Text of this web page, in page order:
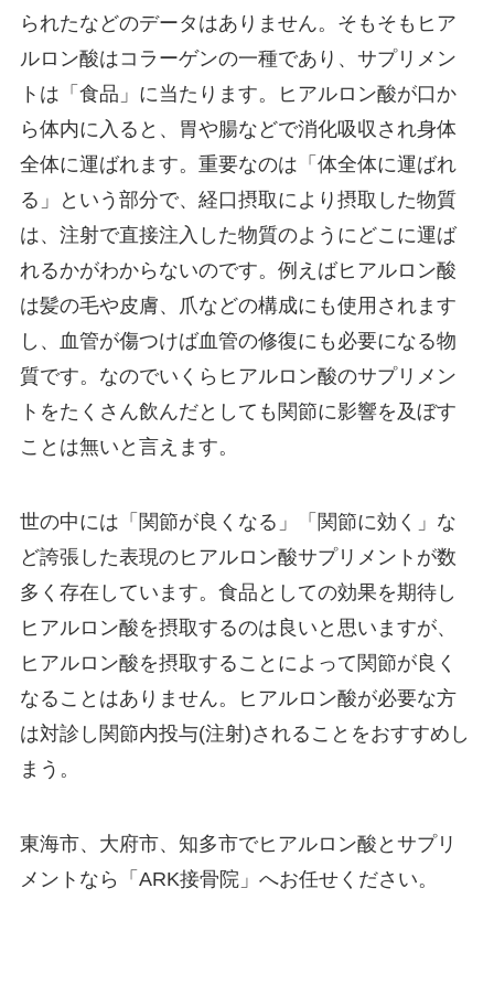
られたなどのデータはありません。そもそもヒア
ルロン酸はコラーゲンの一種であり、サプリメン
トは「食品」に当たります。ヒアルロン酸が口か
ら体内に入ると、胃や腸などで消化吸収され身体
全体に運ばれます。重要なのは「体全体に運ばれ
る」という部分で、経口摂取により摂取した物質
は、注射で直接注入した物質のようにどこに運ば
れるかがわからないのです。例えばヒアルロン酸
は髪の毛や皮膚、爪などの構成にも使用されます
し、血管が傷つけば血管の修復にも必要になる物
質です。なのでいくらヒアルロン酸のサプリメン
トをたくさん飲んだとしても関節に影響を及ぼす
ことは無いと言えます。
世の中には「関節が良くなる」「関節に効く」な
ど誇張した表現のヒアルロン酸サプリメントが数
多く存在しています。食品としての効果を期待し
ヒアルロン酸を摂取するのは良いと思いますが、
ヒアルロン酸を摂取することによって関節が良く
なることはありません。ヒアルロン酸が必要な方
は対診し関節内投与(注射)されることをおすすめし
まう。
東海市、大府市、知多市でヒアルロン酸とサプリ
メントなら「ARK接骨院」へお任せください。